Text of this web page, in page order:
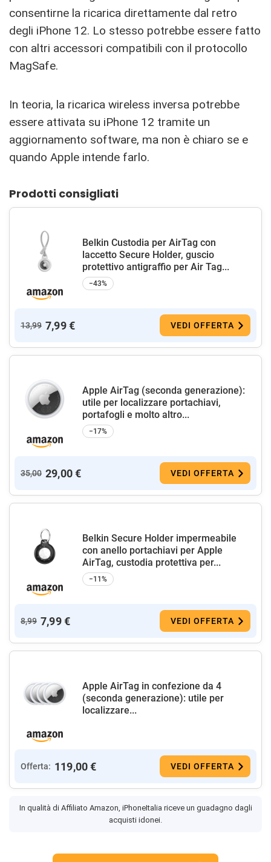
consentirne la ricarica direttamente dal retro
degli iPhone 12. Lo stesso potrebbe essere fatto
con altri accessori compatibili con il protocollo
MagSafe.
In teoria, la ricarica wireless inversa potrebbe
essere attivata su iPhone 12 tramite un
aggiornamento software, ma non è chiaro se e
quando Apple intende farlo.
Prodotti consigliati
Belkin Custodia per AirTag con
laccetto Secure Holder, guscio
protettivo antigraffio per Air Tag...
−43%
13,99 7,99 € VEDI OFFERTA
Apple AirTag (seconda generazione):
utile per localizzare portachiavi,
portafogli e molto altro...
−17%
35,00 29,00 € VEDI OFFERTA
Belkin Secure Holder impermeabile
con anello portachiavi per Apple
AirTag, custodia protettiva per...
−11%
8,99 7,99 € VEDI OFFERTA
Apple AirTag in confezione da 4 ​​​​​​
(seconda generazione): utile per
localizzare...
Offerta: 119,00 € VEDI OFFERTA
In qualità di Affiliato Amazon, iPhoneItalia riceve un guadagno dagli
acquisti idonei.